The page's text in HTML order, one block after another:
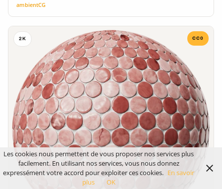
ambientCG
2K CC0
Les cookies nous permettent de vous proposer nos services plus
facilement. En utilisant nos services, vous nous donnez
expressément votre accord pour exploiter ces cookies. En savoir
plus
OK